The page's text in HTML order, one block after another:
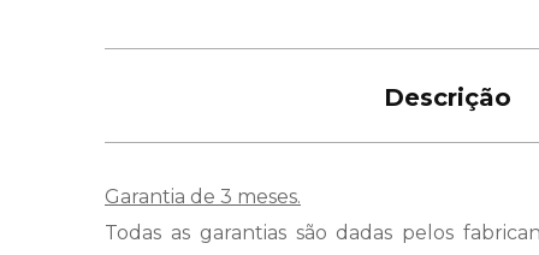
Descrição
Garantia de 3 meses.
Todas as garantias são dadas pelos